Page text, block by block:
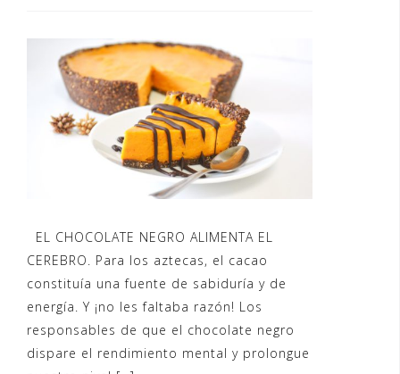
EL CHOCOLATE NEGRO ALIMENTA EL
CEREBRO. Para los aztecas, el cacao
constituía una fuente de sabiduría y de
energía. Y ¡no les faltaba razón! Los
responsables de que el chocolate negro
dispare el rendimiento mental y prolongue